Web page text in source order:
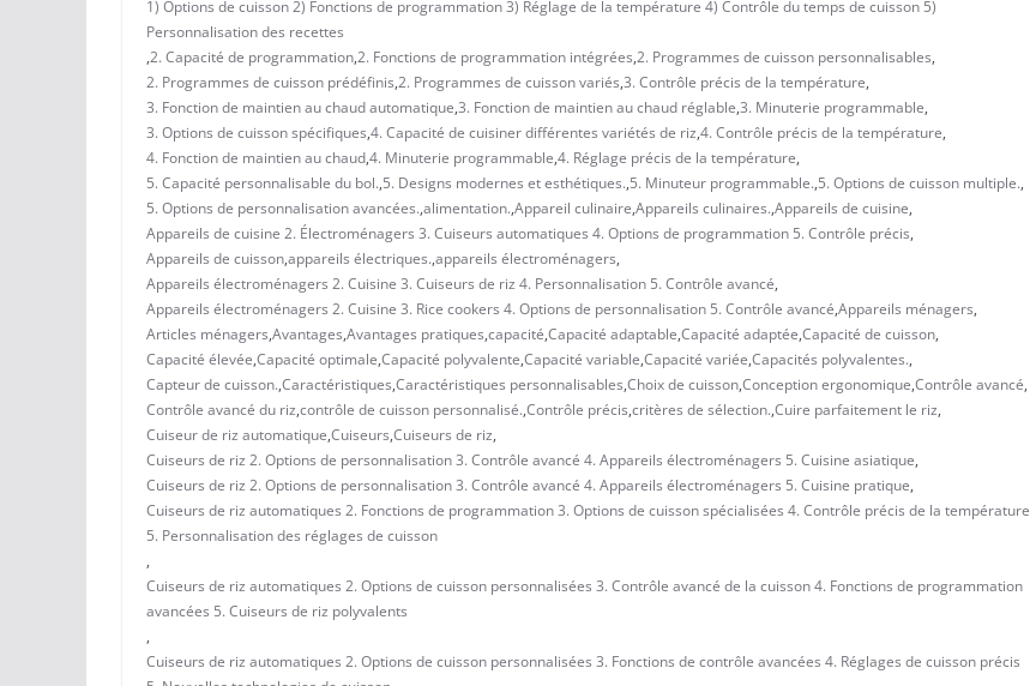
1) Options de cuisson 2) Fonctions de programmation 3) Réglage de la température 4) Contrôle du temps de cuisson 5)
Personnalisation des recettes
,2. Capacité de programmation,2. Fonctions de programmation intégrées,2. Programmes de cuisson personnalisables,
2. Programmes de cuisson prédéfinis,2. Programmes de cuisson variés,3. Contrôle précis de la température,
3. Fonction de maintien au chaud automatique,3. Fonction de maintien au chaud réglable,3. Minuterie programmable,
3. Options de cuisson spécifiques,4. Capacité de cuisiner différentes variétés de riz,4. Contrôle précis de la température,
4. Fonction de maintien au chaud,4. Minuterie programmable,4. Réglage précis de la température,
5. Capacité personnalisable du bol.,5. Designs modernes et esthétiques.,5. Minuteur programmable.,5. Options de cuisson multiple.,
5. Options de personnalisation avancées.,alimentation.,Appareil culinaire,Appareils culinaires.,Appareils de cuisine,
Appareils de cuisine 2. Électroménagers 3. Cuiseurs automatiques 4. Options de programmation 5. Contrôle précis,
Appareils de cuisson,appareils électriques.,appareils électroménagers,
Appareils électroménagers 2. Cuisine 3. Cuiseurs de riz 4. Personnalisation 5. Contrôle avancé,
Appareils électroménagers 2. Cuisine 3. Rice cookers 4. Options de personnalisation 5. Contrôle avancé,Appareils ménagers,
Articles ménagers,Avantages,Avantages pratiques,capacité,Capacité adaptable,Capacité adaptée,Capacité de cuisson,
Capacité élevée,Capacité optimale,Capacité polyvalente,Capacité variable,Capacité variée,Capacités polyvalentes.,
Capteur de cuisson.,Caractéristiques,Caractéristiques personnalisables,Choix de cuisson,Conception ergonomique,Contrôle avancé,
Contrôle avancé du riz,contrôle de cuisson personnalisé.,Contrôle précis,critères de sélection.,Cuire parfaitement le riz,
Cuiseur de riz automatique,Cuiseurs,Cuiseurs de riz,
Cuiseurs de riz 2. Options de personnalisation 3. Contrôle avancé 4. Appareils électroménagers 5. Cuisine asiatique,
Cuiseurs de riz 2. Options de personnalisation 3. Contrôle avancé 4. Appareils électroménagers 5. Cuisine pratique,
Cuiseurs de riz automatiques 2. Fonctions de programmation 3. Options de cuisson spécialisées 4. Contrôle précis de la température
5. Personnalisation des réglages de cuisson
,
Cuiseurs de riz automatiques 2. Options de cuisson personnalisées 3. Contrôle avancé de la cuisson 4. Fonctions de programmation
avancées 5. Cuiseurs de riz polyvalents
,
Cuiseurs de riz automatiques 2. Options de cuisson personnalisées 3. Fonctions de contrôle avancées 4. Réglages de cuisson précis